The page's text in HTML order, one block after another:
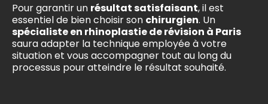
Pour garantir un résultat satisfaisant, il est
essentiel de bien choisir son chirurgien. Un
spécialiste en rhinoplastie de révision à Paris
saura adapter la technique employée à votre
situation et vous accompagner tout au long du
processus pour atteindre le résultat souhaité.